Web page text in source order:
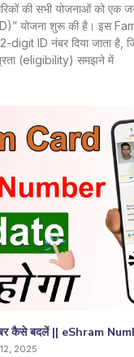
की सभी योजनाओं को एक
योजना शुरू की है। इस
digit ID नंबर दिया जाता है,
(eligibility) समझने में
नंबर कैसे बदलें || eShram
2025